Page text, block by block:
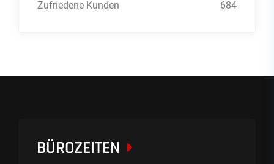
Zufriedene Kunden 684
BÜROZEITEN